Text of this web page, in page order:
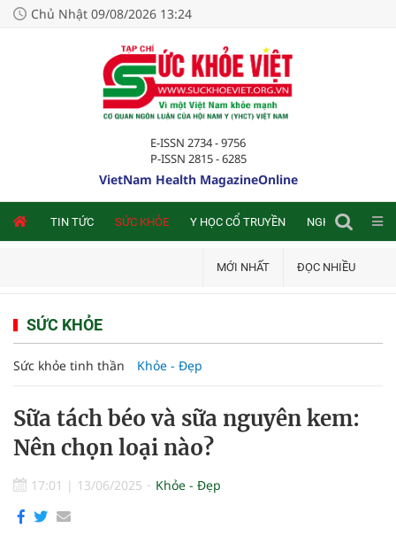
Chủ Nhật 09/08/2026 13:24
E-ISSN 2734 - 9756
P-ISSN 2815 - 6285
VietNam Health MagazineOnline
TIN TỨC SỨC KHỎE Y HỌC CỔ TRUYỀN NGHIÊN CỨU
MỚI NHẤT ĐỌC NHIỀU
SỨC KHỎE
Sức khỏe tinh thần Khỏe - Đẹp
Sữa tách béo và sữa nguyên kem:
Nên chọn loại nào?
17:01 | 13/06/2025 Khỏe - Đẹp